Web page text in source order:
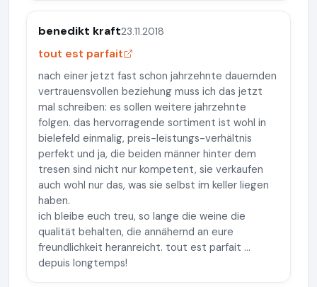
benedikt kraft23.11.2018
tout est parfait
nach einer jetzt fast schon jahrzehnte dauernden
vertrauensvollen beziehung muss ich das jetzt
mal schreiben: es sollen weitere jahrzehnte
folgen. das hervorragende sortiment ist wohl in
bielefeld einmalig, preis-leistungs-verhältnis
perfekt und ja, die beiden männer hinter dem
tresen sind nicht nur kompetent, sie verkaufen
auch wohl nur das, was sie selbst im keller liegen
haben.
ich bleibe euch treu, so lange die weine die
qualität behalten, die annähernd an eure
freundlichkeit heranreicht. tout est parfait ...
depuis longtemps!